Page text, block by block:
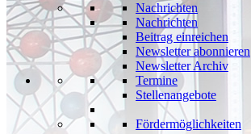
Nachrichten
Nachrichten
Beitrag einreichen
Newsletter abonnieren
Newsletter Archiv
Termine
Stellenangebote
Fördermöglichkeiten